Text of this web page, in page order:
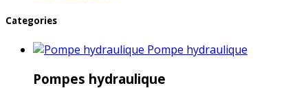
Categories
Pompe hydraulique
Pompes hydraulique